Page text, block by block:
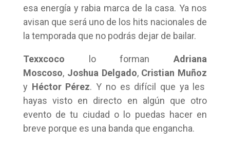
esa energía y rabia marca de la casa. Ya nos
avisan que será uno de los hits nacionales de
la temporada que no podrás dejar de bailar.
Texxcoco lo formanAdriana
Moscoso, Joshua Delgado, Cristian Muñoz
y Héctor Pérez. Y no es difícil que ya les
hayas visto en directo en algún que otro
evento de tu ciudad o lo puedas hacer en
breve porque es una banda que engancha.